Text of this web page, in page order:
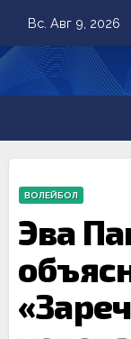
content
Вс. Авг 9, 2026
ВОЛЕЙБОЛ
Эва